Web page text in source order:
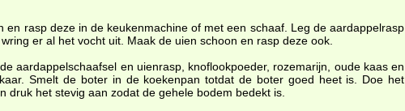
en rasp deze in de keukenmachine of met een schaaf. Leg de aardappelrasp
er al het vocht uit. Maak de uien schoon en rasp deze ook.
aardappelschaafsel en uienrasp, knoflookpoeder, rozemarijn, oude kaas en
Smelt de boter in de koekenpan totdat de boter goed heet is. Doe het
druk het stevig aan zodat de gehele bodem bedekt is.